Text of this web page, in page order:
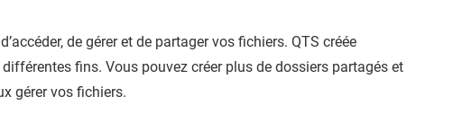
de gérer et de partager vos fichiers. QTS créée
fins. Vous pouvez créer plus de dossiers partagés et
gérer vos fichiers.